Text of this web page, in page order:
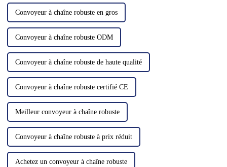
Convoyeur à chaîne robuste en gros
Convoyeur à chaîne robuste ODM
Convoyeur à chaîne robuste de haute qualité
Convoyeur à chaîne robuste certifié CE
Meilleur convoyeur à chaîne robuste
Convoyeur à chaîne robuste à prix réduit
Achetez un convoyeur à chaîne robuste